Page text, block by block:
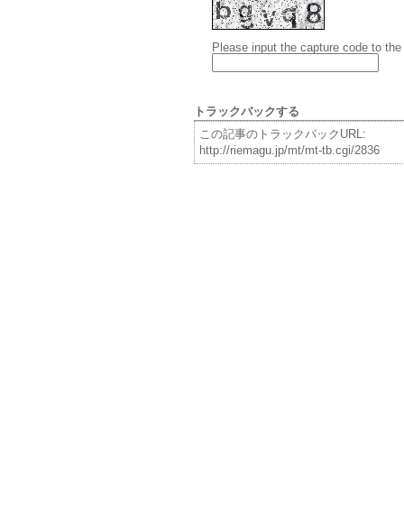
Please input the capture code to
トラックバックする
この記事のトラックバックURL:
http://riemagu.jp/mt/mt-tb.cgi/2836